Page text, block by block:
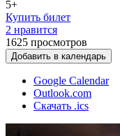
5+
Купить билет
2 нравится
1625 просмотров
Добавить в календарь
Google Calendar
Outlook.com
Скачать .ics